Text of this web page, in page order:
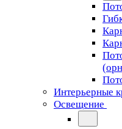
Интерьерные
Освещение